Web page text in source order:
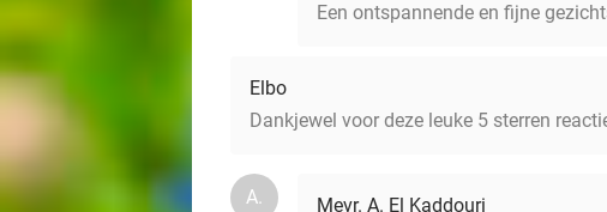
Een ontspannende en fijne
Elbo
Dankjewel voor deze leuke 5 sterren
A. Mevr. A. El Kaddouri